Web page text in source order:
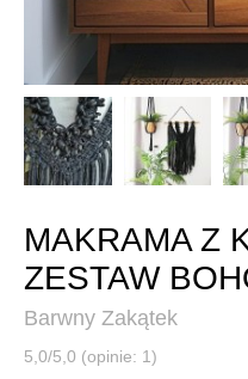
MAKRAMA Z
ZESTAW
Barwny Zakątek
5,0/5,0 (opinie: 1)